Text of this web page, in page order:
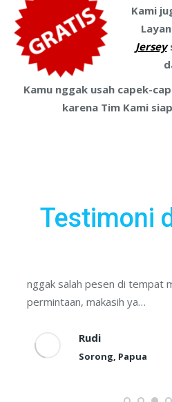
Kami
Jersey
Kamu nggak usah capek-
karena Tim Kami
Testimoni
Sip, pas banget…bahan
puas
Indra
Tangerang